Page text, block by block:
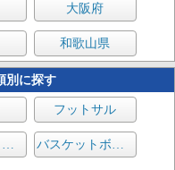
大阪府
和歌山県
別に探す
フットサル
野球・ソフトボール バスケットボール